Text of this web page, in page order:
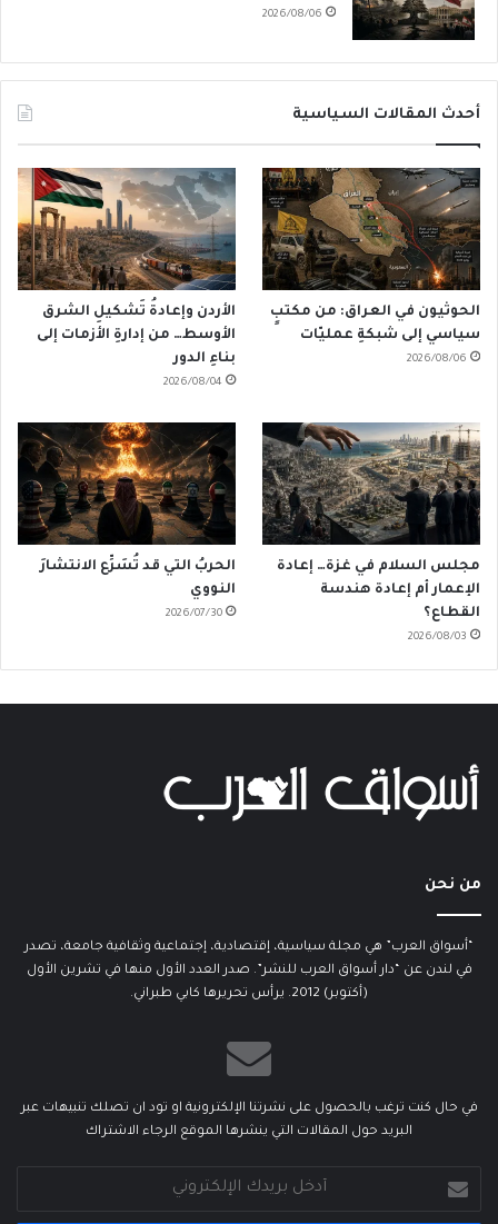
2026/08/06
أحدث المقالات السياسية
الحوثيون في العراق: من مكتبٍ
سياسي إلى شبكةِ عمليّات
2026/08/06
الأردن وإعادةُ تَشكيلِ الشرق
الأوسط… من إدارةِ الأزمات إلى
بناءِ الدور
2026/08/04
مجلس السلام في غزة… إعادة
الإعمار أم إعادة هندسة
القطاع؟
2026/08/03
الحربُ التي قد تُسَرِّع الانتشارَ
النووي
2026/07/30
من نحن
“أسواق العرب” هي مجلة سياسية، إقتصادية، إجتماعية وثقافية جامعة، تصدر
في لندن عن “دار أسواق العرب للنشر”. صدر العدد الأول منها في تشرين الأول
(أكتوبر) 2012. يرأس تحريرها كابي طبراني.
في حال كنت ترغب بالحصول على نشرتنا الإلكترونية او تود ان تصلك تنبيهات عبر
البريد حول المقالات التي ينشرها الموقع الرجاء الاشتراك
بريدك